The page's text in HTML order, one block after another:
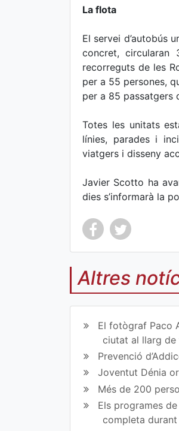
La flota
El servei d’autobús
concret,
recorreguts de les
per a 55 persones,
per a 85 passatgers
Totes les unitats
línies, parades i
viatgers i disseny
Javier Scotto ha
dies s’informarà la
Co
art
ir
en
Fa
ce
Co
art
ir
en
Tw
itt
Altres
El fotògraf Paco
ciutat al llarg de
Prevenció
Joventut Dénia
Més de 200
Els programes
completa